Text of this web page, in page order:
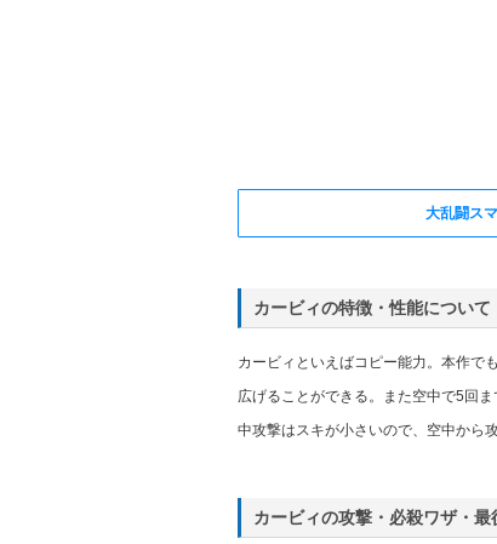
大乱闘ス
カービィの特徴・性能について
カービィといえばコピー能力。本作で
広げることができる。また空中で5回
中攻撃はスキが小さいので、空中から
カービィの攻撃・必殺ワザ・